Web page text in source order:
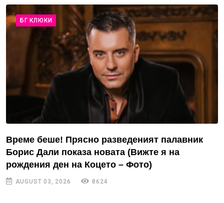
БГ КЛЮКИ
Време беше! Прясно разведеният палавник
Борис Дали показа новата (Вижте я на
рождения ден на Коцето – Фото)
AUGUST 03, 2026 8624